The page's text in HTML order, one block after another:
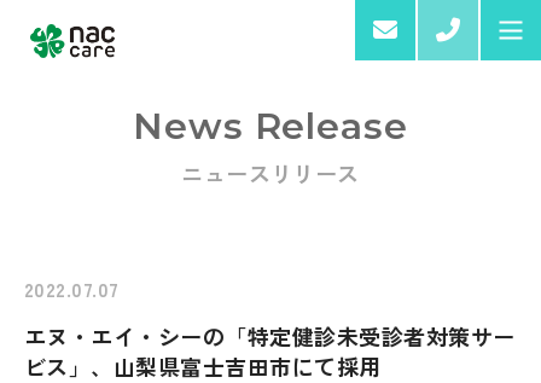
03-
About us
Services & Products
News Release
ニュースリリース
2022.07.07
エヌ・エイ・シーの「特定健診未受診者対策サー
ビス」、山梨県富士吉田市にて採用